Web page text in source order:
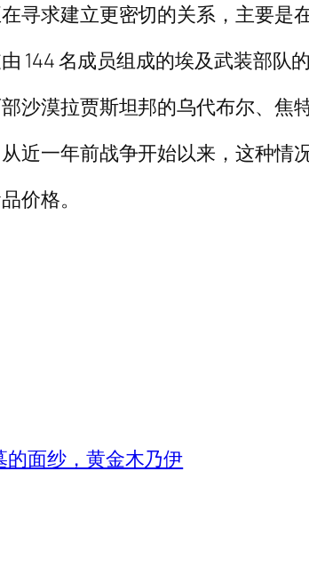
寻求建立更密切的关系，主要是在
144 名成员组成的埃及武装部队的
沙漠拉贾斯坦邦的乌代布尔、焦
近一年前战争开始以来，这种情
价格。
的面纱，黄金木乃伊